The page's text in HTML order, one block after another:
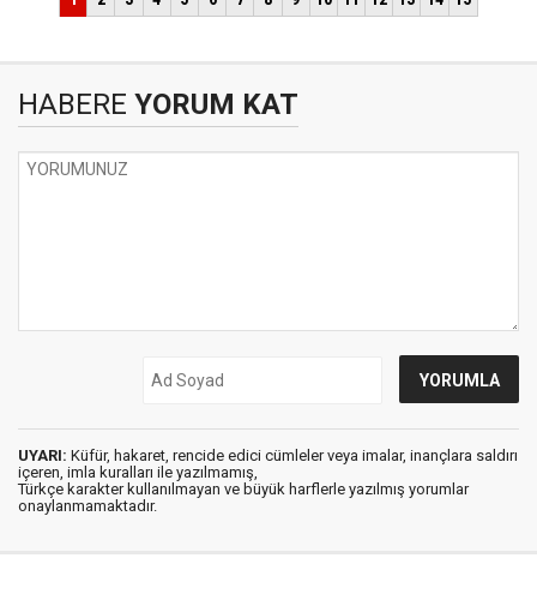
HABERE YORUM KAT
UYARI: Küfür, hakaret, rencide edici cümleler veya imalar, inançlara saldırı
içeren, imla kuralları ile yazılmamış,
Türkçe karakter kullanılmayan ve büyük harflerle yazılmış yorumlar
onaylanmamaktadır.